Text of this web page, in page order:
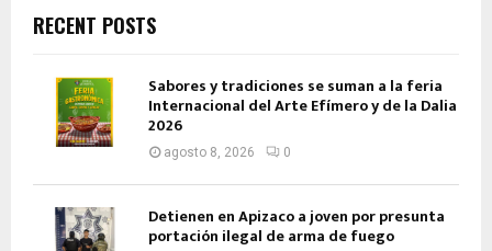
RECENT POSTS
Sabores y tradiciones se suman a la feria
Internacional del Arte Efímero y de la Dalia
2026
agosto 8, 2026 0
Detienen en Apizaco a joven por presunta
portación ilegal de arma de fuego